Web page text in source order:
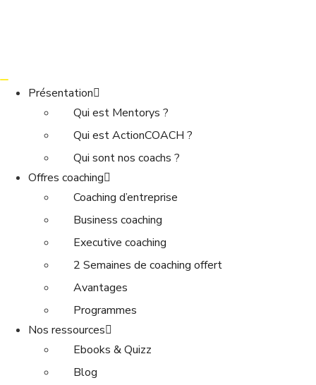
Présentation
Qui est Mentorys ?
Qui est ActionCOACH ?
Qui sont nos coachs ?
Offres coaching
Coaching d’entreprise
Business coaching
Executive coaching
2 Semaines de coaching offert
Avantages
Programmes
Nos ressources
Ebooks & Quizz
Blog